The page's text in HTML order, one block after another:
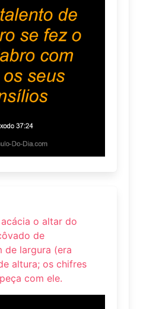
o altar do
de
de largura (era
altura; os chifres
com ele.